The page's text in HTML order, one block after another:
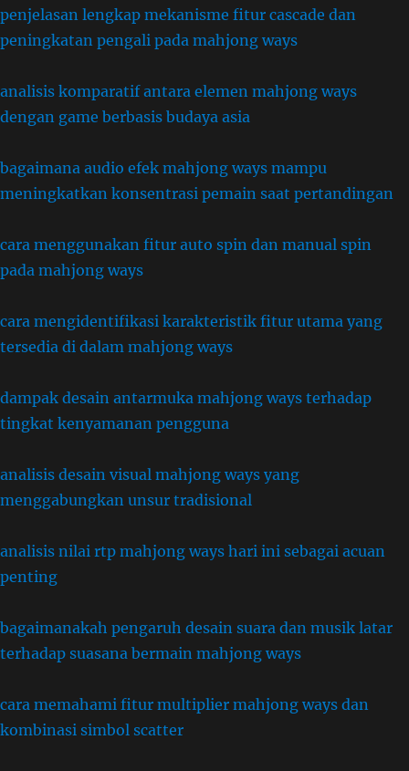
penjelasan lengkap mekanisme fitur cascade dan
peningkatan pengali pada mahjong ways
analisis komparatif antara elemen mahjong ways
dengan game berbasis budaya asia
bagaimana audio efek mahjong ways mampu
meningkatkan konsentrasi pemain saat pertandingan
cara menggunakan fitur auto spin dan manual spin
pada mahjong ways
cara mengidentifikasi karakteristik fitur utama yang
tersedia di dalam mahjong ways
dampak desain antarmuka mahjong ways terhadap
tingkat kenyamanan pengguna
analisis desain visual mahjong ways yang
menggabungkan unsur tradisional
analisis nilai rtp mahjong ways hari ini sebagai acuan
penting
bagaimanakah pengaruh desain suara dan musik latar
terhadap suasana bermain mahjong ways
cara memahami fitur multiplier mahjong ways dan
kombinasi simbol scatter